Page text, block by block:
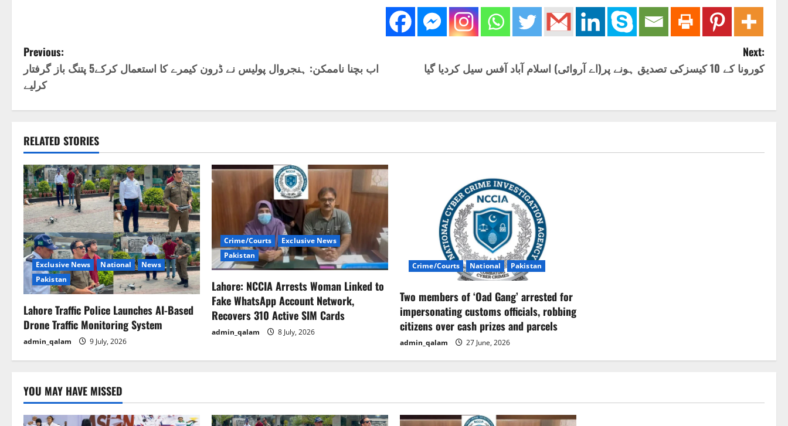
P
o
s
n
a
v
i
g
a
t
i
o
Previous:
اب بچنا ناممکن: ہنجروال پولیس نے ڈرون کیمرے کا استعمال کرکے5 پتنگ باز گرفتار
کرلیے
Next:
کورونا کے 10 کیسزکی تصدیق ہونے پر(اے آروائی) اسلام آباد آفس سیل کردیا گیا
RELATED STORIES
Exclusive News National
News
Pakistan
Lahore Traffic Police Launches AI-Based
Drone Traffic Monitoring System
admin_qalam 9 July, 2026
Crime/Courts
Exclusive News
Pakistan
Lahore: NCCIA Arrests Woman Linked to
Fake WhatsApp Account Network,
Recovers 310 Active SIM Cards
admin_qalam 8 July, 2026
Crime/Courts National Pakistan
Two members of ‘Oad Gang’ arrested for
impersonating customs officials, robbing
citizens over cash prizes and parcels
admin_qalam 27 June, 2026
YOU MAY HAVE MISSED